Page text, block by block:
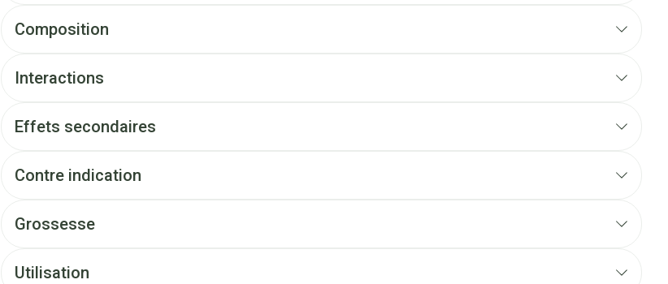
Composition
Interactions
Effets secondaires
Contre indication
Grossesse
Utilisation